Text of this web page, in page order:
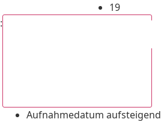
19
:
Aufnahmedatum aufsteigend